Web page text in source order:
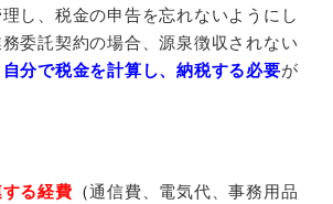
し、税金の申告を忘れないようにし
委託契約の場合、源泉徴収されない
自分で税金を計算し、納税する必要が
る経費 （通信費、電気代、事務用品